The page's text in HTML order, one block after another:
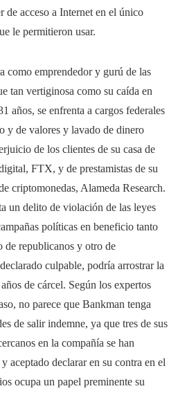
de acceso a Internet en el único
le permitieron usar.
como emprendedor y gurú de las
tan vertiginosa como su caída en
años, se enfrenta a cargos federales
y de valores y lavado de dinero
de los clientes de su casa de
FTX, y de prestamistas de su
criptomonedas, Alameda Research.
un delito de violación de las leyes
políticas en beneficio tanto
de republicanos y otro de
culpable, podría arrostrar la
de cárcel. Según los expertos
no parece que Bankman tenga
de salir indemne, ya que tres de sus
en la compañía se han
aceptado declarar en su contra en el
ocupa un papel preminente su